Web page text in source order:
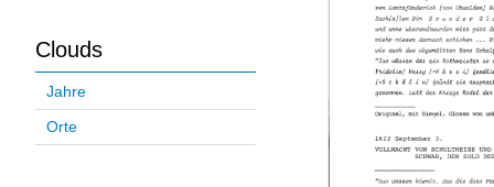
Clouds
Jahre
Orte